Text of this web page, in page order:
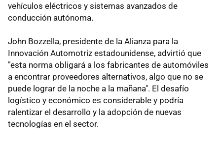
vehículos eléctricos y sistemas avanzados de
conducción autónoma.
John Bozzella, presidente de la Alianza para la
Innovación Automotriz estadounidense, advirtió que
"esta norma obligará a los fabricantes de automóviles
a encontrar proveedores alternativos, algo que no se
puede lograr de la noche a la mañana". El desafío
logístico y económico es considerable y podría
ralentizar el desarrollo y la adopción de nuevas
tecnologías en el sector.